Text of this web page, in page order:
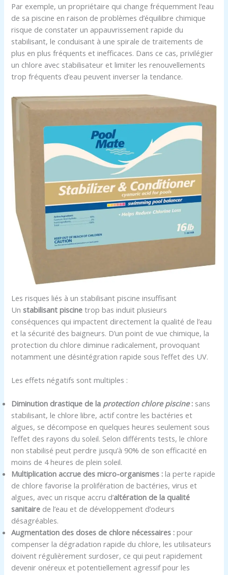
Par exemple, un propriétaire qui change fréquemment l’eau
de sa piscine en raison de problèmes d’équilibre chimique
risque de constater un appauvrissement rapide du
stabilisant, le conduisant à une spirale de traitements de
plus en plus fréquents et inefficaces. Dans ce cas, privilégier
un chlore avec stabilisateur et limiter les renouvellements
trop fréquents d’eau peuvent inverser la tendance.
Les risques liés à un stabilisant piscine insuffisant
Unstabilisant piscine trop bas induit plusieurs
conséquences qui impactent directement la qualité de l’eau
et la sécurité des baigneurs. D’un point de vue chimique, la
protection du chlore diminue radicalement, provoquant
notamment une désintégration rapide sous l’effet des UV.
Les effets négatifs sont multiples :
Diminution drastique de la protection chlore piscine: sans
stabilisant, le chlore libre, actif contre les bactéries et
algues, se décompose en quelques heures seulement sous
l’effet des rayons du soleil. Selon différents tests, le chlore
non stabilisé peut perdre jusqu’à 90% de son efficacité en
moins de 4 heures de plein soleil.
Multiplication accrue des micro-organismes : la perte rapide
de chlore favorise la prolifération de bactéries, virus et
algues, avec un risque accru d’altération de la qualité
sanitaire de l’eau et de développement d’odeurs
désagréables.
Augmentation des doses de chlore nécessaires : pour
compenser la dégradation rapide du chlore, les utilisateurs
doivent régulièrement surdoser, ce qui peut rapidement
devenir onéreux et potentiellement agressif pour les